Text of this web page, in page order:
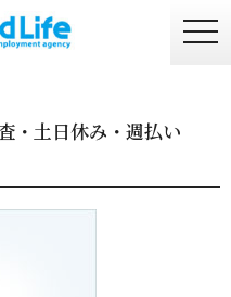
土日休み・週払い